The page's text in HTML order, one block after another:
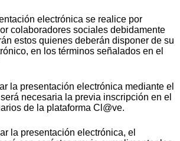
electrónica se realice por
colaboradores sociales debidamente
estos quienes deberán disponer de su
en los términos señalados en el
la presentación electrónica mediante el
necesaria la previa inscripción en el
de la plataforma Cl@ve.
la presentación electrónica, el